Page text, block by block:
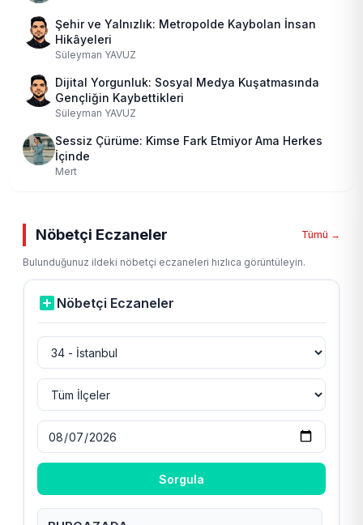
Şehir ve Yalnızlık: Metropolde Kaybolan İnsan
Hikâyeleri
Süleyman YAVUZ
Dijital Yorgunluk: Sosyal Medya Kuşatmasında
Gençliğin Kaybettikleri
Süleyman YAVUZ
Sessiz Çürüme: Kimse Fark Etmiyor Ama Herkes
İçinde
Mert
Nöbetçi Eczaneler Tümü →
Bulunduğunuz ildeki nöbetçi eczaneleri hızlıca görüntüleyin.